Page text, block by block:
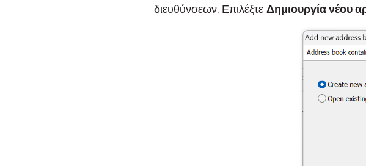
διευθύνσεων. Επιλέξτε Δημιουργία νέου